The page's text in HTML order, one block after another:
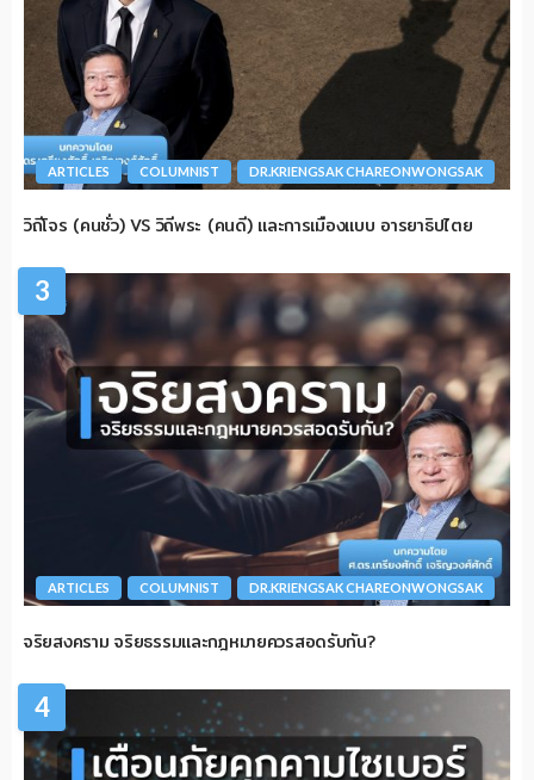
ARTICLES COLUMNIST DR.KRIENGSAK CHAREONWONGSAK
วิถีโจร (คนชั่ว) VS วิถีพระ (คนดี) และการเมืองแบบ อารยาธิปไตย
3
ARTICLES COLUMNIST DR.KRIENGSAK CHAREONWONGSAK
จริยสงคราม จริยธรรมและกฎหมายควรสอดรับกัน?
4